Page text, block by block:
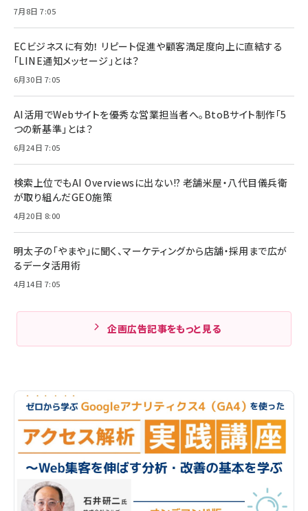
7月8日 7:05
ECビジネスに有効！ リピート促進や顧客満足度向上に直結する
「LINE通知メッセージ」とは？
6月30日 7:05
AI活用でWebサイトを優秀な営業担当者へ。BtoBサイト制作「5
つの新基準」とは？
6月24日 7:05
検索上位でもAI Overviewsに出ない!? 老舗米屋・八代目儀兵衛
が取り組んだGEO施策
4月20日 8:00
明太子の「やまや」に聞く、マーケティングから店舗・採用まで広が
るデータ活用術
4月14日 7:05
企画広告記事をもっと見る